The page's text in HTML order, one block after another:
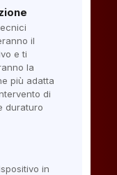
il
e ti
la
più adatta
di
duraturo
in